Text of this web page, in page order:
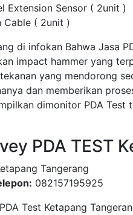
Extension Sensor ( 2unit )
Cable ( 2unit )
di infokan Bahwa Jasa
impact hammer yang
yang mendorong
dan memberikan
dimonitor PDA Test
PDA TEST
Tangerang
082157195925
Test Ketapang